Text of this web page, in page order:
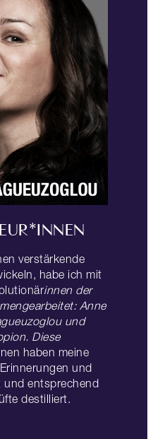
verstärkende
habe ich mit
innen der
Anne
und
Diese
haben meine
und
und entsprechend
destilliert.